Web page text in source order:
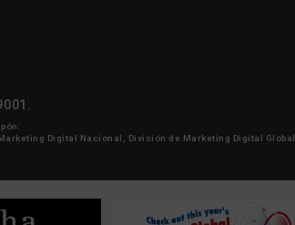
Digital Nacional, División de Marketing Digital Global